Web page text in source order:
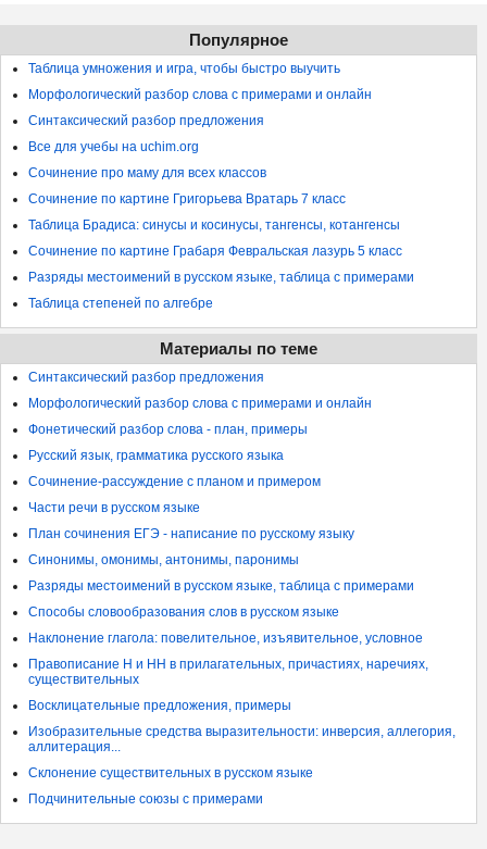
Популярное
Таблица умножения и игра, чтобы быстро выучить
Морфологический разбор слова с примерами и онлайн
Синтаксический разбор предложения
Все для учебы на uchim.org
Сочинение про маму для всех классов
Сочинение по картине Григорьева Вратарь 7 класс
Таблица Брадиса: синусы и косинусы, тангенсы, котангенсы
Сочинение по картине Грабаря Февральская лазурь 5 класс
Разряды местоимений в русском языке, таблица с примерами
Таблица степеней по алгебре
Материалы по теме
Синтаксический разбор предложения
Морфологический разбор слова с примерами и онлайн
Фонетический разбор слова - план, примеры
Русский язык, грамматика русского языка
Сочинение-рассуждение с планом и примером
Части речи в русском языке
План сочинения ЕГЭ - написание по русскому языку
Синонимы, омонимы, антонимы, паронимы
Разряды местоимений в русском языке, таблица с примерами
Способы словообразования слов в русском языке
Наклонение глагола: повелительное, изъявительное, условное
Правописание Н и НН в прилагательных, причастиях, наречиях,
существительных
Восклицательные предложения, примеры
Изобразительные средства выразительности: инверсия, аллегория,
аллитерация...
Склонение существительных в русском языке
Подчинительные союзы с примерами